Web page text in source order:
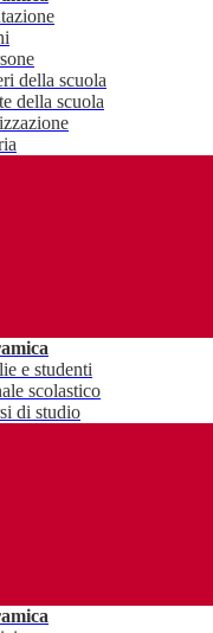
della scuola
della scuola
e studenti
scolastico
di studio